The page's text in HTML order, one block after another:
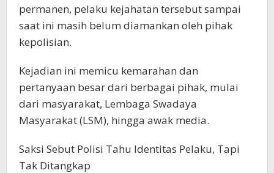
permanen, pelaku kejahatan tersebut sampai
saat ini masih belum diamankan oleh pihak
kepolisian.
Kejadian ini memicu kemarahan dan
pertanyaan besar dari berbagai pihak, mulai
dari masyarakat, Lembaga Swadaya
Masyarakat (LSM), hingga awak media.
Saksi Sebut Polisi Tahu Identitas Pelaku, Tapi
Tak Ditangkap